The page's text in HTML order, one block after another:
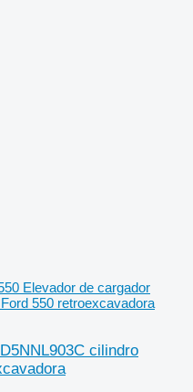
Elevador de cargador
550 retroexcavadora
cilindro